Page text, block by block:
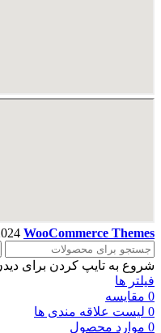
WooCommerce Themes
شروع به تایپ کردن برای
فیلتر ها
0 مقایسه
0 لیست علاقه مندی ها
0 موارد محصول